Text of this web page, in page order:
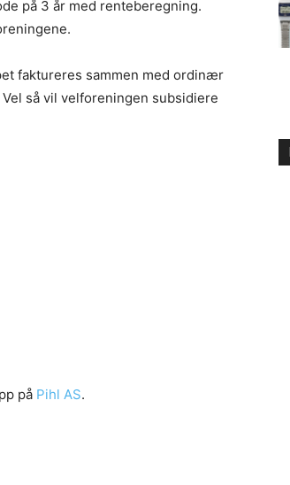
på 3 år med renteberegning.
faktureres sammen med ordinær
så vil velforeningen subsidiere
på Pihl AS.